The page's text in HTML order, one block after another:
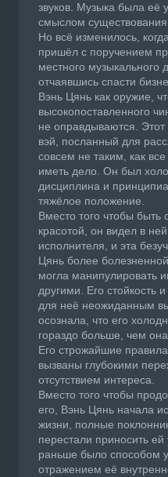
звуков. Музыка была её
смыслом
Но всё изменилось,
пришёл с поручением
местного музыкального
отчаявшись спасти
Вэнь Цянь как оружие,
высокопоставленного
не оправдываются. Этот
вэй, посланный для
совсем не таким, как
иметь дело. Он был
дисциплина и
тяжёлое положение.
Вместо того чтобы
красотой, он видел в
исполнителя, и эта
Цянь более
могла манипулировать
другими. Его стойкость
для неё неожиданным
осознала, что его
гораздо больше, чем
Его строжайшие
вызваны глубокими
отсутствием интереса.
Вместо того чтобы
его, Вэнь Цянь начала
жизни, полные
перестали приносить
раньше было способом
отражением её